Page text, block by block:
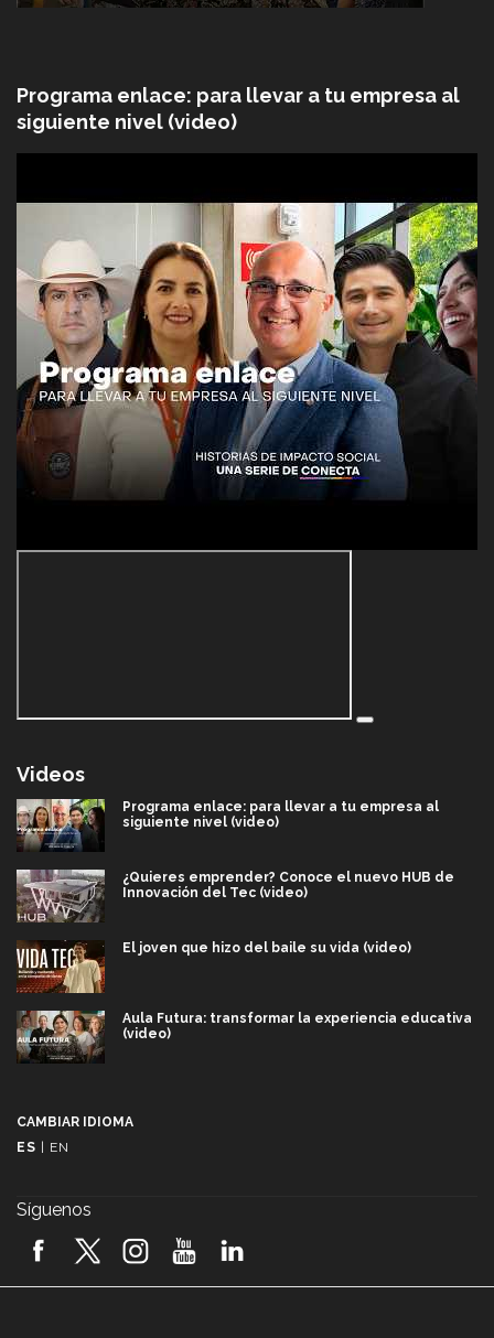
Programa enlace: para llevar a tu empresa al
siguiente nivel (video)
Videos
Programa enlace: para llevar a tu empresa al
siguiente nivel (video)
¿Quieres emprender? Conoce el nuevo HUB de
Innovación del Tec (video)
El joven que hizo del baile su vida (video)
Aula Futura: transformar la experiencia educativa
(video)
2026! (video)
CAMBIAR IDIOMA
ES
EN
Síguenos